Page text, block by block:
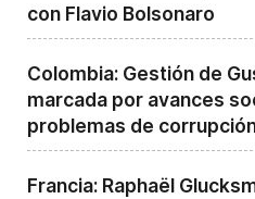
con Flavio Bolsonaro
Colombia: Gestión de
marcada por avances
problemas de
Francia: Raphaël